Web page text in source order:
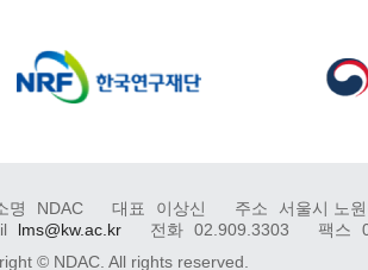
명 NDAC 대표 이상신 주소
서울시 노
lms@kw.ac.kr 전화 02.909.3303 팩스
© NDAC. All rights reserved.